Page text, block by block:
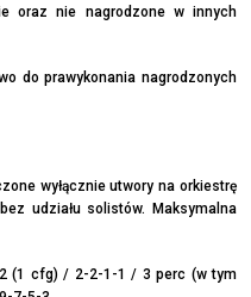
oraz nie nagrodzone w innych
do prawykonania nagrodzonych
wyłącznie utwory na orkiestrę
udziału solistów. Maksymalna
(1 cfg) / 2-2-1-1 / 3 perc (w tym